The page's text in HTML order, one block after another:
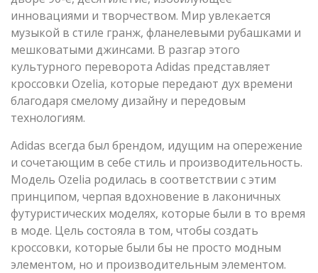
инновациями и творчеством. Мир увлекается
музыкой в стиле гранж, фланелевыми рубашками и
мешковатыми джинсами. В разгар этого
культурного переворота Adidas представляет
кроссовки Ozelia, которые передают дух времени
благодаря смелому дизайну и передовым
технологиям.
Adidas всегда был брендом, идущим на опережение
и сочетающим в себе стиль и производительность.
Модель Ozelia родилась в соответствии с этим
принципом, черпая вдохновение в лаконичных
футуристических моделях, которые были в то время
в моде. Цель состояла в том, чтобы создать
кроссовки, которые были бы не просто модным
элементом, но и производительным элементом.